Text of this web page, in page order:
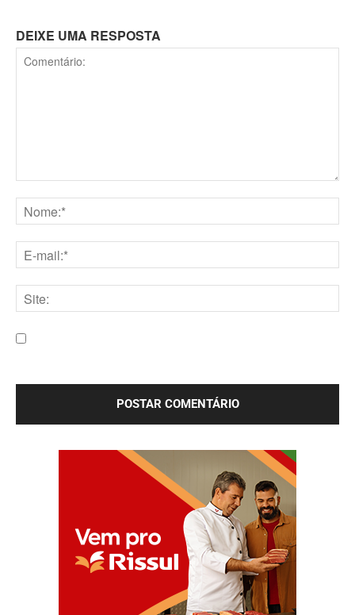
DEIXE UMA RESPOSTA
mail:*